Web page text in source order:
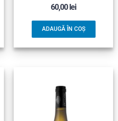
60,00 lei
ADAUGĂ ÎN COȘ